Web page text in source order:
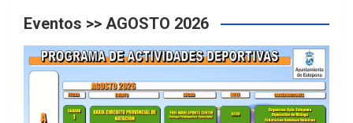
Eventos >> AGOSTO 2026